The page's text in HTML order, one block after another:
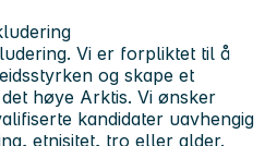
Vi er forpliktet til å
og skape et
høye Arktis. Vi ønsker
kandidater uavhengig
etnisitet, tro eller alder.